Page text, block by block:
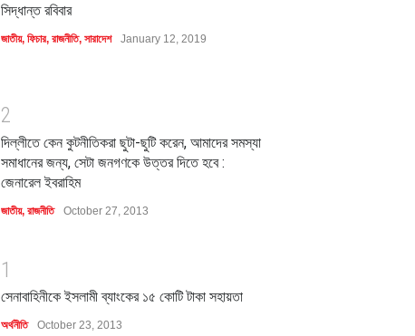
সিদ্ধান্ত রবিবার
জাতীয়, ফিচার, রাজনীতি, সারাদেশ January 12, 2019
2
দিল্লীতে কেন কুটনীতিকরা ছুটা-ছুটি করেন, আমাদের সমস্যা
সমাধানের জন্য, সেটা জনগণকে উত্তর দিতে হবে :
জেনারেল ইবরাহিম
জাতীয়, রাজনীতি October 27, 2013
1
সেনাবাহিনীকে ইসলামী ব্যাংকের ১৫ কোটি টাকা সহায়তা
অর্থনীতি October 23, 2013